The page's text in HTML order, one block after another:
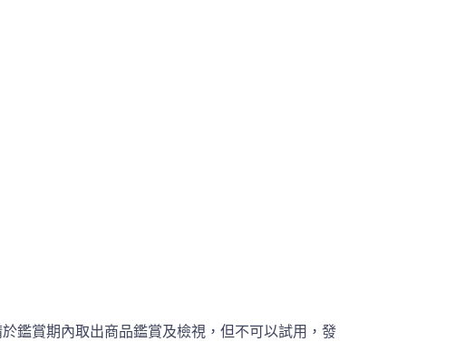
鑑賞期內取出商品鑑賞及檢視，但不可以試用，發